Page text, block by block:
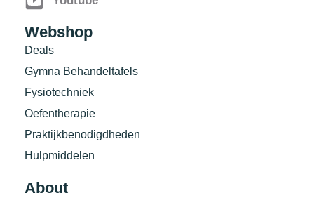
Webshop
Deals
Gymna Behandeltafels
Fysiotechniek
Oefentherapie
Praktijkbenodigdheden
Hulpmiddelen
About